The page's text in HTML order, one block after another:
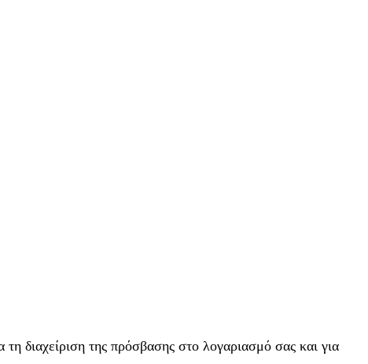
διαχείριση της πρόσβασης στο λογαριασμό σας και για